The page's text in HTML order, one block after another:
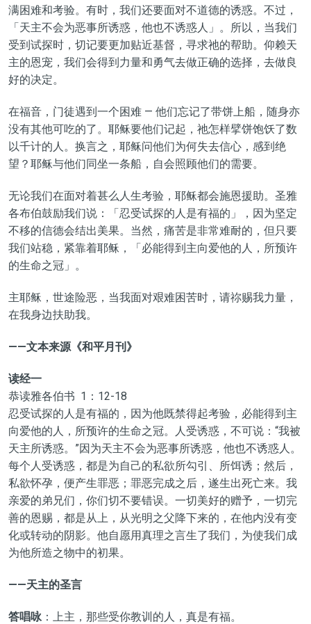
满困难和考验。有时，我们还要面对不道德的诱惑。不过，
「天主不会为恶事所诱惑，他也不诱惑人」。所以，当我们
受到试探时，切记要更加贴近基督，寻求祂的帮助。仰赖天
主的恩宠，我们会得到力量和勇气去做正确的选择，去做良
好的决定。
在福音，门徒遇到一个困难 — 他们忘记了带饼上船，随身亦
没有其他可吃的了。耶稣要他们记起，祂怎样擘饼饱饫了数
以千计的人。换言之，耶稣问他们为何失去信心，感到绝
望？耶稣与他们同坐一条船，自会照顾他们的需要。
无论我们在面对着甚么人生考验，耶稣都会施恩援助。圣雅
各布伯鼓励我们说：「忍受试探的人是有福的」，因为坚定
不移的信德会结出美果。当然，痛苦是非常难耐的，但只要
我们站稳，紧靠着耶稣，「必能得到主向爱他的人，所预许
的生命之冠」。
主耶稣，世途险恶，当我面对艰难困苦时，请祢赐我力量，
在我身边扶助我。
——文本来源《和平月刊》
读经一
恭读雅各伯书 1：12-18
忍受试探的人是有福的，因为他既禁得起考验，必能得到主
向爱他的人，所预许的生命之冠。人受诱惑，不可说：“我被
天主所诱惑。”因为天主不会为恶事所诱惑，他也不诱惑人。
每个人受诱惑，都是为自己的私欲所勾引、所饵诱；然后，
私欲怀孕，便产生罪恶；罪恶完成之后，遂生出死亡来。我
亲爱的弟兄们，你们切不要错误。一切美好的赠予，一切完
善的恩赐，都是从上，从光明之父降下来的，在他内没有变
化或转动的阴影。他自愿用真理之言生了我们，为使我们成
为他所造之物中的初果。
——天主的圣言
答唱咏 ：上主，那些受你教训的人，真是有福。